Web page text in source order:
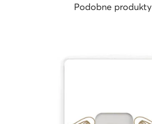
Podobne produkty